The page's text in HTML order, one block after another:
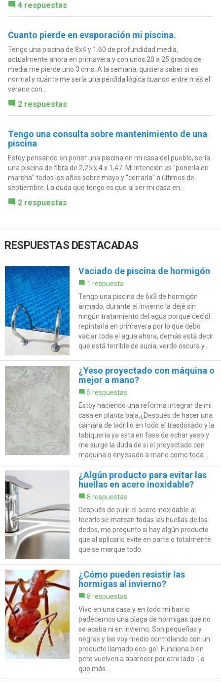
4 respuestas
Cuanto pierde en evaporación mi piscina.
Tengo una piscina de 8x4 y 1.60 de profundidad media,
actualmente ahora en primavera y con unos 20 a 25 grados de
media me pierde uno 3 cms. A la semana, quisiera saber si es
normal y cuánto me sería una pérdida lógica cuando entre más el
verano con...
2 respuestas
Tengo una consulta sobre mantenimiento de una
piscina
Estoy pensando en poner una piscina en mi casa del pueblo, sería
una piscina de fibra de 2,25 x 4 x 1,47. Mi intención es "ponerla en
marcha" todos los años sobre mayo y "cerrarla" a últimos de
septiembre. La duda que tengo es que al ser mi casa en...
2 respuestas
RESPUESTAS DESTACADAS
Vaciado de piscina de hormigón
1 respuesta
Tengo una piscina de 6x3 de hormigón
armado, durante el invierno la dejé sin
ningún tratamiento del agua porque decidí
repintarla en primavera por lo que debo
vaciar toda el agua ahora, demás está decir
que está terrible de sucia, verde oscura y...
¿Yeso proyectado con máquina o
mejor a mano?
5 respuestas
Estoy haciendo una reforma integrar de mi
casa en planta baja,¿Después de hacer una
cámara de ladrillo en todo el trasdosado y la
tabiqueria ya esta en fase de echar yeso y
me surge la duda de si el proyectado con
maquina o enyesado a mano como toda...
¿Algún producto para evitar las
huellas en acero inoxidable?
8 respuestas
Después de pulir el acero inoxidable al
tocarlo se marcan todas las huellas de los
dedos, me pregunto si hay algún producto
que al aplicarlo evite en parte o totalmente
que se marque todo.
¿Cómo pueden resistir las
hormigas al invierno?
8 respuestas
Vivo en una casa y en todo mi barrio
padecemos una plaga de hormigas que no
se acaba ni en invierno. Son pequeñas y
negras y las voy medio controlando con un
producto llamado eco-gel. Funciona bien
pero vuelven a aparecer por otro lado. Lo
que más...